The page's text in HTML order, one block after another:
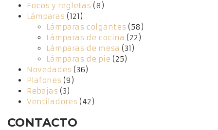
Focos y regletas (8)
Lámparas (121)
Lámparas colgantes (58)
Lámparas de cocina (22)
Lámparas de mesa (31)
Lámparas de pie (25)
Novedades (36)
Plafones (9)
Rebajas (3)
Ventiladores (42)
CONTACTO